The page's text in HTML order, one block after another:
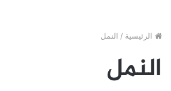
الرئيسية / النمل
النمل